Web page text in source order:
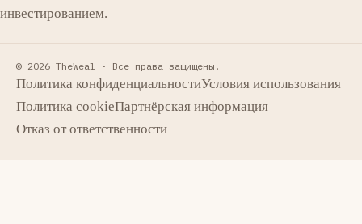
инвестированием.
© 2026 TheWeal · Все права защищены.
Политика конфиденциальностиУсловия использования
Политика cookieПартнёрская информация
Отказ от ответственности